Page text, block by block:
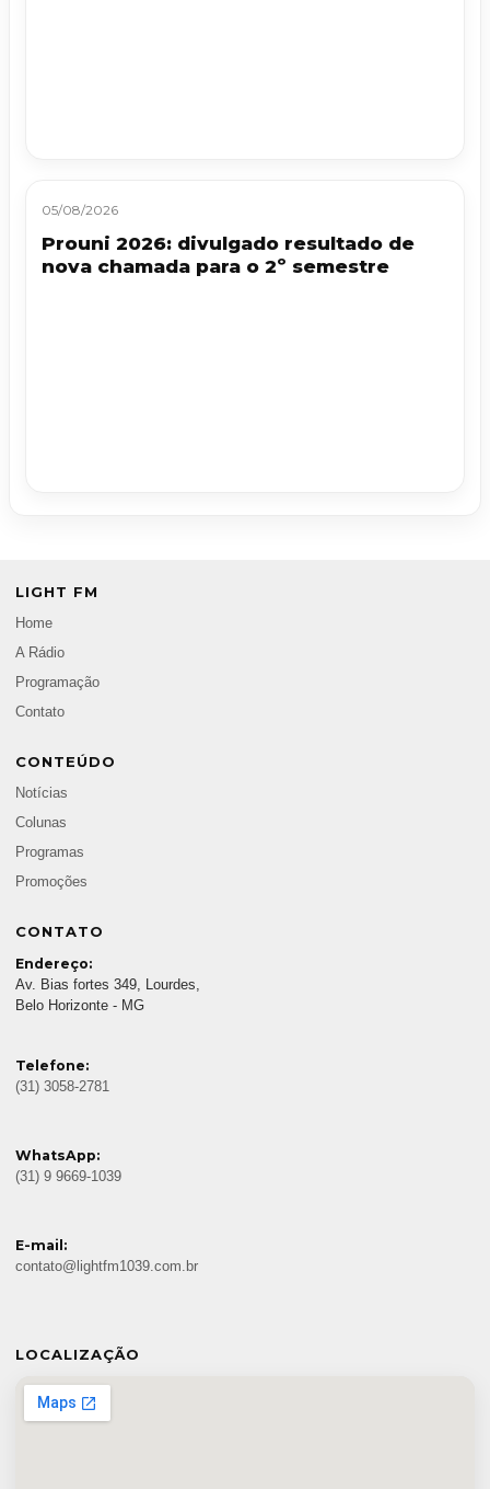
05/08/2026
Prouni 2026: divulgado resultado de
nova chamada para o 2º semestre
LIGHT FM
Home
A Rádio
Programação
Contato
CONTEÚDO
Notícias
Colunas
Programas
Promoções
CONTATO
Endereço:
Av. Bias fortes 349, Lourdes,
Belo Horizonte - MG
Telefone:
(31) 3058-2781
WhatsApp:
(31) 9 9669-1039
E-mail:
contato@lightfm1039.com.br
LOCALIZAÇÃO